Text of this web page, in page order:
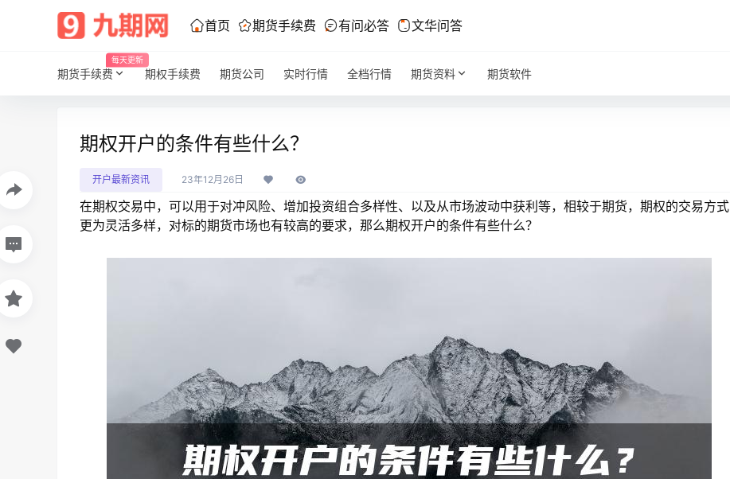
首页 期货手续费 有问必答 文华问答
期货手续费
每天更新
期权手续费 期货公司 实时行情 全档行情 期货资料 期货软件
期权开户的条件有些什么？
开户最新资讯 23年12月26日
在期权交易中，可以用于对冲风险、增加投资组合多样性、以及从市场波动中获利等，相较于期货，期权的交易方式
更为灵活多样，对标的期货市场也有较高的要求，那么期权开户的条件有些什么？